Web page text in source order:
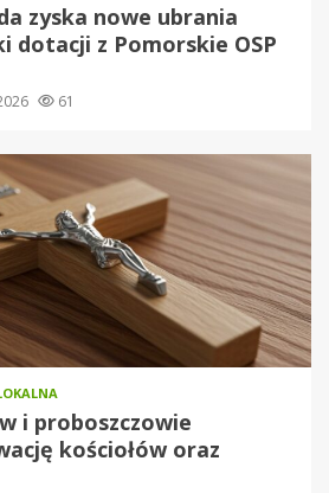
zyska nowe ubrania
dotacji z Pomorskie OSP
61
i proboszczowie
kościołów oraz